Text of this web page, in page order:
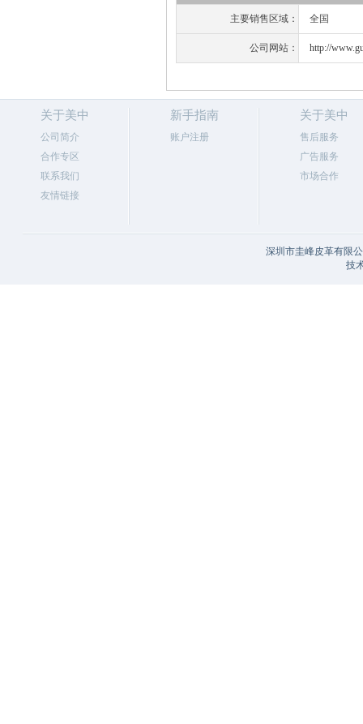
主要销售区域： 全国
公司网站： http://
关于美中
公司简介
合作专区
联系我们
友情链接
新手指南
账户注册
关于美中
售后服务
广告服务
市场合作
深圳市圭峰皮革有限
技